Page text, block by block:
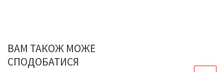
ВАМ ТАКОЖ МОЖЕ
СПОДОБАТИСЯ